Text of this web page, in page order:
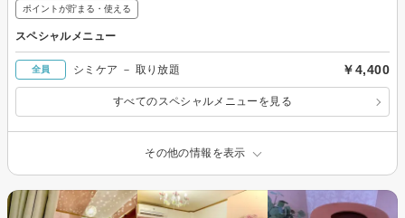
ポイントが貯まる・使える
スペシャルメニュー
全員 シミケア － 取り放題 ￥4,400
すべてのスペシャルメニューを見る
その他の情報を表示